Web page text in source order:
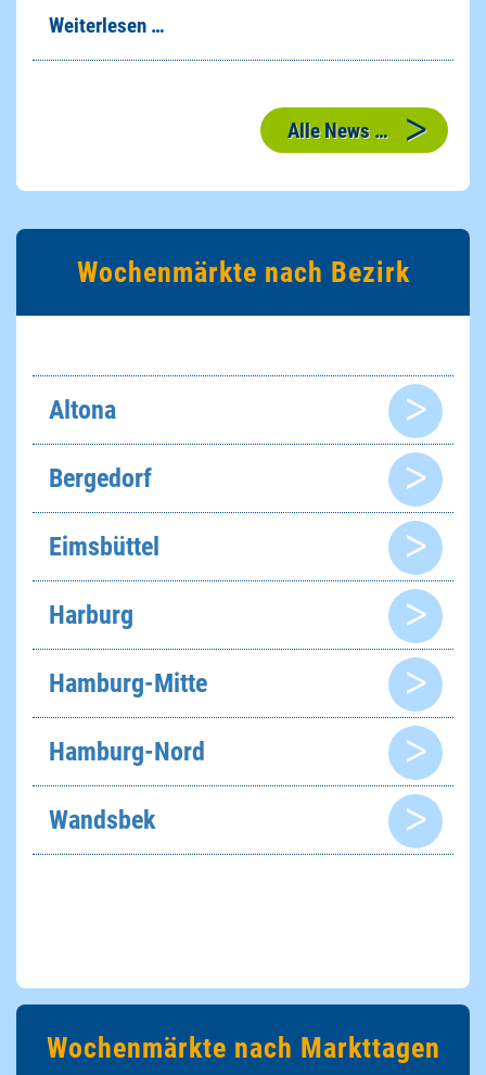
Weiterlesen …
Alle News …
Wochenmärkte nach Bezirk
Altona
Bergedorf
Eimsbüttel
Harburg
Hamburg-Mitte
Hamburg-Nord
Wandsbek
Wochenmärkte nach Markttagen